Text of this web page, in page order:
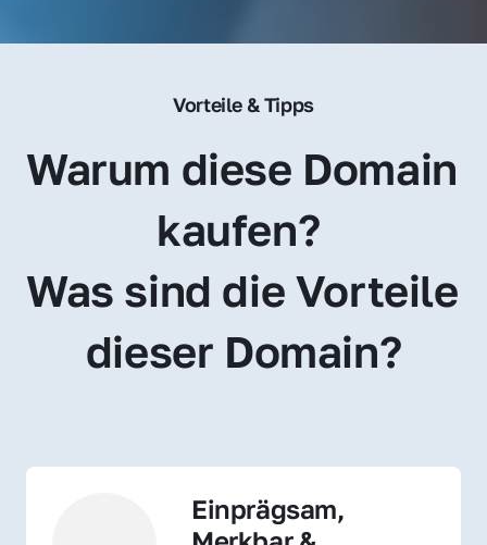
Vorteile & Tipps
Warum diese Domain
kaufen?
Was sind die Vorteile
dieser Domain?
Einprägsam,